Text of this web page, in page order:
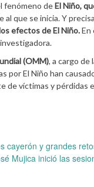
fenómeno deEl Niño,
que se inicia. Y
efectos de El Niño.En
(OMM), a cargo de
por El Niño han
de víctimas y
cayerón y grandes
Mujica inició las